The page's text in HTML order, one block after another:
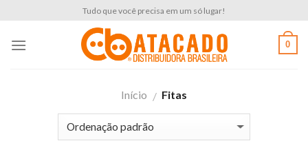
content
Tudo que você precisa em um só lugar!
0
Início / Fitas